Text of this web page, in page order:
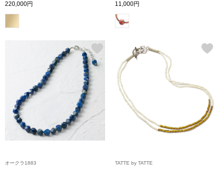
タログ
すべて見る
／チュニック
ハンドバッグ
ショルダーバ
ブリーフケース
クラッチバッグ
220,000円 11,000円
オークラ1883 TATTE by TATTE